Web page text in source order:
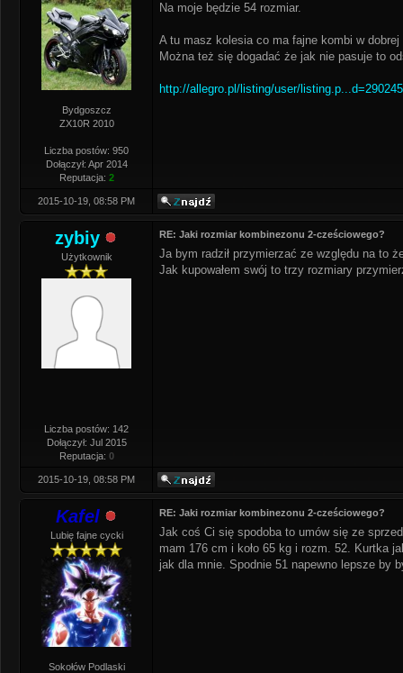
Bydgoszcz
ZX10R 2010
Liczba postów: 950
Dołączył: Apr 2014
Reputacja: 2
Na moje będzie 54 rozmiar.
A tu masz kolesia co ma fajne kombi w dobrej
Można też się dogadać że jak nie pasuje to
http://allegro.pl/listing/user/
2015-10-19, 08:58 PM
zybiy
Użytkownik
Liczba postów: 142
Dołączył: Jul 2015
Reputacja: 0
RE: Jaki rozmiar kombinezonu 2-cześciowego?
Ja bym radził przymierzać ze względu na to
Jak kupowałem swój to trzy rozmiary
2015-10-19, 08:58 PM
Kafel
Lubię fajne cycki
Sokołów Podlaski
RE: Jaki rozmiar kombinezonu 2-cześciowego?
Jak coś Ci się spodoba to umów się ze
mam 176 cm i koło 65 kg i rozm. 52. Kurtka
jak dla mnie. Spodnie 51 napewno lepsze by